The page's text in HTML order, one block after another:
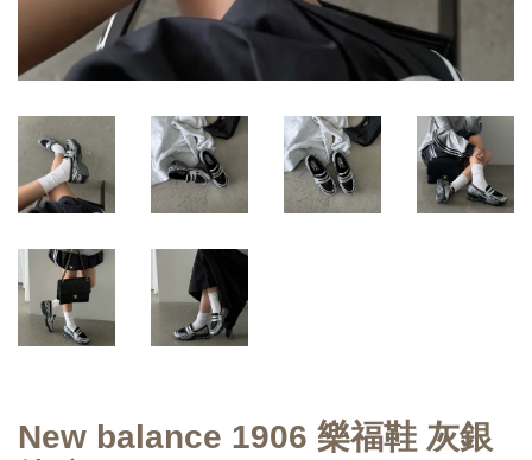
New balance 1906 樂福鞋 灰銀